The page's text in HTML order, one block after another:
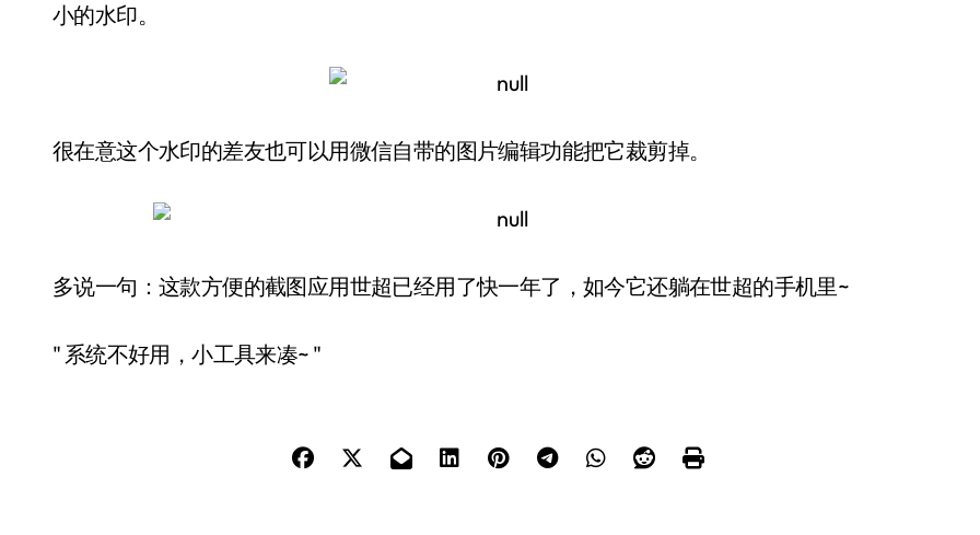
小的水印。
很在意这个水印的差友也可以用微信自带的图片编辑功能把它裁剪掉。
多说一句：这款方便的截图应用世超已经用了快一年了，如今它还躺在世超的手机里~
" 系统不好用，小工具来凑~ "